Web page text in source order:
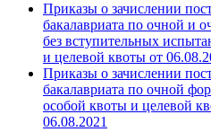
Приказы о зачислении
бакалавриата по очной и
без вступительных
и целевой квоты от
Приказы о зачислении
бакалавриата по очной
особой квоты и целевой
06.08.2021